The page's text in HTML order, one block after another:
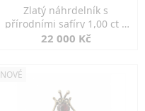
Zlatý náhrdelník s
přírodními safíry 1,00 ct a
diamanty
22 000 Kč
NOVÉ